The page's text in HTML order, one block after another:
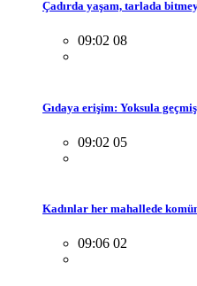
Çadırda yaşam, tarlada
09:02 08
Gıdaya erişim: Yoksula
09:02 05
Kadınlar her mahallede
09:06 02